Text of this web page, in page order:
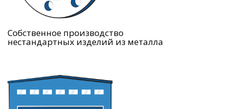
Собственное производство
нестандартных изделий из металла